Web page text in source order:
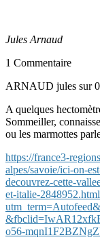
Jules Arnaud
1 Commentaire
ARNAUD jules sur
A quelques
Sommeiller,
ou les marmottes
https://france3-
alpes/savoie/ici-on-
decouvrez-cette-
et-italie-
o56-